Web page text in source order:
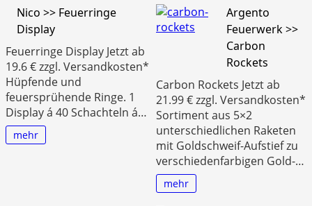
Nico >> Feuerringe
Display
Feuerringe Display Jetzt ab
19.6 € zzgl. Versandkosten*
Hüpfende und
feuersprühende Ringe. 1
Display á 40 Schachteln á…
mehr
Argento
Feuerwerk >>
Carbon
Rockets
Carbon Rockets Jetzt ab
21.99 € zzgl. Versandkosten*
Sortiment aus 5×2
unterschiedlichen Raketen
mit Goldschweif-Aufstief zu
verschiedenfarbigen Gold-…
mehr